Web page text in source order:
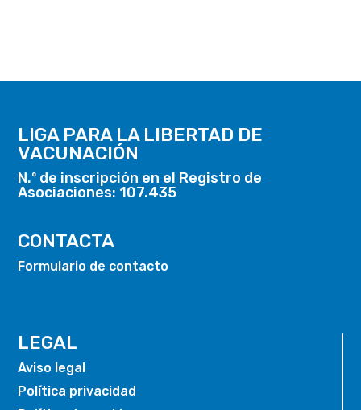
LIGA PARA LA LIBERTAD DE
VACUNACIÓN
N.º de inscripción en el Registro de
Asociaciones: 107.435
CONTACTA
Formulario de contacto
LEGAL
Aviso legal
Política privacidad